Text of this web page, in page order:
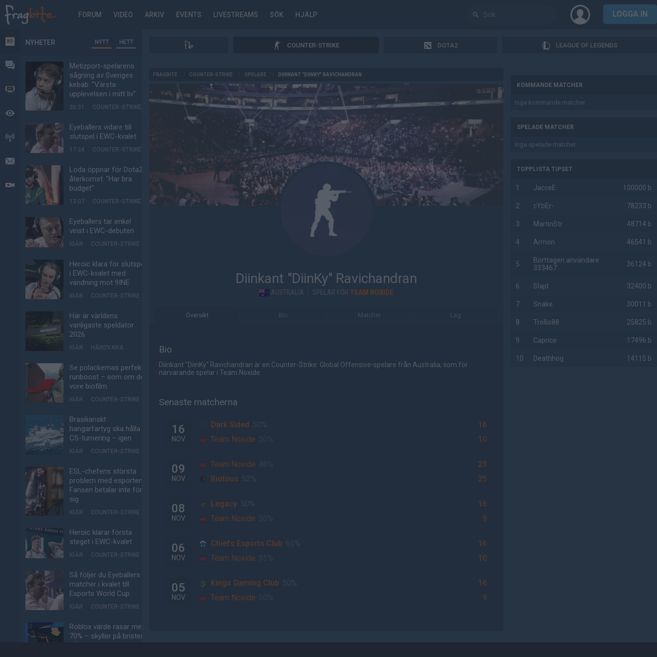
FORUM VIDEO ARKIV EVENTS LIVESTREAMS SÖK HJÄLP LOGGA IN
NYHETER
VIDEO
HÄNDELSER
LIVESÄNDNINGAR
NYHETER NYTT HETT
Metizport-spelarens
sågning av Sveriges
kebab: "Värsta
upplevelsen i mitt liv"
20:31 COUNTER-STRIKE
Eyeballers vidare till
slutspel i EWC-kvalet
17:24 COUNTER-STRIKE
Loda öppnar för Dota2-
återkomst: "Har bra
budget"
13:07 COUNTER-STRIKE
Eyeballers tar enkel
vinst i EWC-debuten
IGÅR COUNTER-STRIKE
Heroic klara för slutspel
i EWC-kvalet med
vändning mot 9INE
IGÅR COUNTER-STRIKE
Här är världens
vanligaste speldator
2026
IGÅR HÅRDVARA
Se polackernas perfekta
runboost – som om det
vore biofilm
IGÅR COUNTER-STRIKE
Brasilianskt
hangarfartyg ska hålla
CS-turnering – igen
IGÅR COUNTER-STRIKE
ESL-chefens största
problem med esporten:
Fansen betalar inte för
sig
IGÅR COUNTER-STRIKE
Heroic klarar första
steget i EWC-kvalet
IGÅR COUNTER-STRIKE
Så följer du Eyeballers
matcher i kvalet till
Esports World Cup
IGÅR COUNTER-STRIKE
Roblox värde rasar med
70% – skyller på bristen
på virala spel
COUNTER-STRIKE DOTA2 LEAGUE OF LEGENDS
FRAGBITE COUNTER-STRIKE SPELARE DIINKANT "DIINKY" RAVICHANDRAN
Diinkant "DiinKy" Ravichandran
AUSTRALIA SPELAR FÖRTEAM NOXIDE
Översikt Bio Matcher Lag
Bio
Diinkant "DiinKy" Ravichandran är en Counter-Strike: Global Offensive-spelare från Australia, som för
närvarande spelar i Team Noxide.
Senaste matcherna
16
NOV
Dark Sided
16
Team Noxide
10
09
NOV
Team Noxide
23
Riotous
25
08
NOV
Legacy
16
Team Noxide
9
06
NOV
Chiefs Esports Club
16
Team Noxide
10
05
NOV
Kings Gaming Club
16
Team Noxide
9
KOMMANDE MATCHER
Inga kommande matcher.
SPELADE MATCHER
Inga spelade matcher.
TOPPLISTA TIPSET
1 JacceE 100000 b
2 cYbEr- 78233 b
3 MartinStr 48714 b
4 Armon 46541 b
5
Borttagen användare
333467
36124 b
6 Slajd 32400 b
7 Snake 30011 b
8 Trollis88 25825 b
9 Caprice 17496 b
10 Deathhog 14115 b